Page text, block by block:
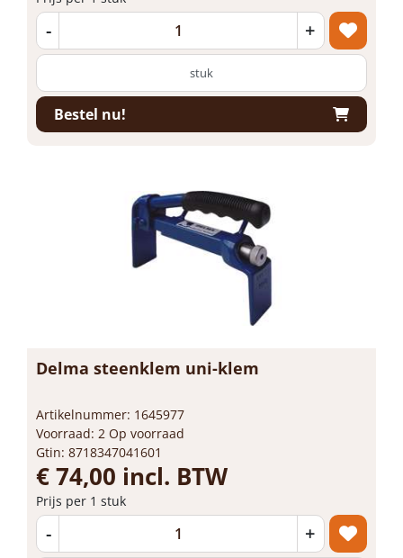
- +
stuk
Bestel nu!
Delma steenklem uni-klem
Artikelnummer: 1645977
Voorraad: 2 Op voorraad
Gtin: 8718347041601
€ 74,00 incl. BTW
Prijs per 1 stuk
- +